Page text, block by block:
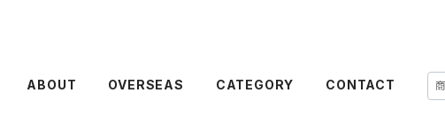
ABOUT OVERSEAS CATEGORY CONTACT